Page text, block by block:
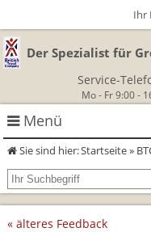
Der Spezialist für
Service-
Mo - Fr 9:00 -
Menü
Rundreisen
Autorundreisen
Wanderurlaub
Sie sind hier:Startseite»
Ihr
« älteres Feedback